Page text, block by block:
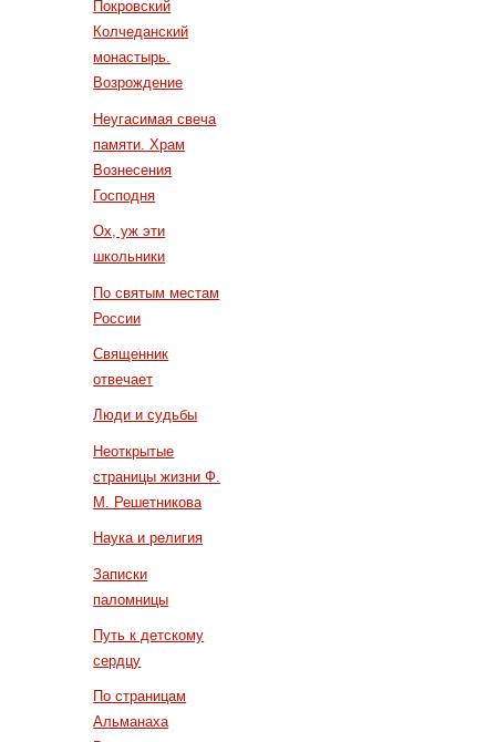
Покровский
Колчеданский
монастырь.
Возрождение
Неугасимая свеча
памяти. Храм
Вознесения
Господня
Ох, уж эти
школьники
По святым местам
России
Священник
отвечает
Люди и судьбы
Неоткрытые
страницы жизни Ф.
М. Решетникова
Наука и религия
Записки
паломницы
Путь к детскому
сердцу
По страницам
Альманаха